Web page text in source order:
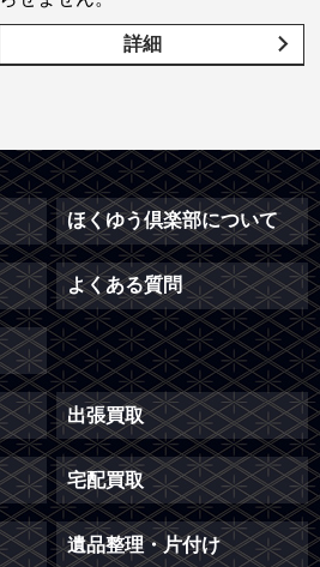
詳細
ほくゆう倶楽部について
よくある質問
出張買取
宅配買取
遺品整理・片付け